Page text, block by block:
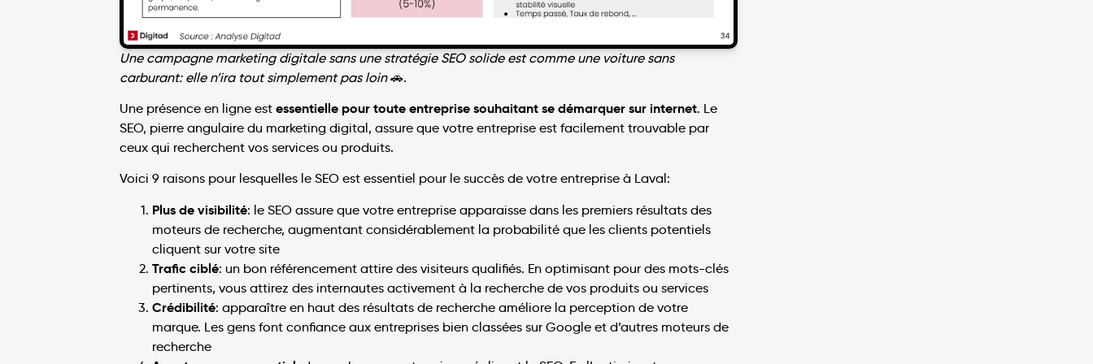
Une campagne marketing digitale sans une stratégie SEO solide est comme une voiture sans
carburant: elle n’ira tout simplement pas loin🚗.
Une présence en ligne est essentielle pour toute entreprise souhaitant se démarquer sur internet. Le
SEO, pierre angulaire du marketing digital, assure que votre entreprise est facilement trouvable par
ceux qui recherchent vos services ou produits.
Voici 9 raisons pour lesquelles le SEO est essentiel pour le succès de votre entreprise à Laval:
Plus de visibilité: le SEO assure que votre entreprise apparaisse dans les premiers résultats des
moteurs de recherche, augmentant considérablement la probabilité que les clients potentiels
cliquent sur votre site
Trafic ciblé: un bon référencement attire des visiteurs qualifiés. En optimisant pour des mots-clés
pertinents, vous attirez des internautes activement à la recherche de vos produits ou services
Crédibilité: apparaître en haut des résultats de recherche améliore la perception de votre
marque. Les gens font confiance aux entreprises bien classées sur Google et d’autres moteurs de
recherche